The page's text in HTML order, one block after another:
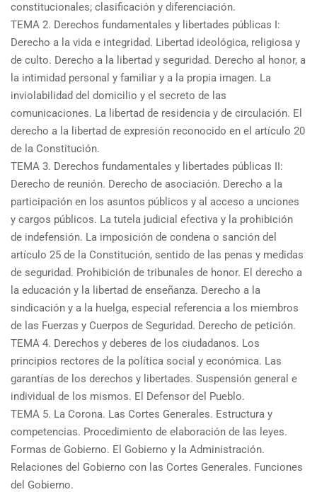
constitucionales; clasificación y diferenciación.
TEMA 2. Derechos fundamentales y libertades públicas I:
Derecho a la vida e integridad. Libertad ideológica, religiosa y
de culto. Derecho a la libertad y seguridad. Derecho al honor, a
la intimidad personal y familiar y a la propia imagen. La
inviolabilidad del domicilio y el secreto de las
comunicaciones. La libertad de residencia y de circulación. El
derecho a la libertad de expresión reconocido en el artículo 20
de la Constitución.
TEMA 3. Derechos fundamentales y libertades públicas II:
Derecho de reunión. Derecho de asociación. Derecho a la
participación en los asuntos públicos y al acceso a unciones
y cargos públicos. La tutela judicial efectiva y la prohibición
de indefensión. La imposición de condena o sanción del
artículo 25 de la Constitución, sentido de las penas y medidas
de seguridad. Prohibición de tribunales de honor. El derecho a
la educación y la libertad de enseñanza. Derecho a la
sindicación y a la huelga, especial referencia a los miembros
de las Fuerzas y Cuerpos de Seguridad. Derecho de petición.
TEMA 4. Derechos y deberes de los ciudadanos. Los
principios rectores de la política social y económica. Las
garantías de los derechos y libertades. Suspensión general e
individual de los mismos. El Defensor del Pueblo.
TEMA 5. La Corona. Las Cortes Generales. Estructura y
competencias. Procedimiento de elaboración de las leyes.
Formas de Gobierno. El Gobierno y la Administración.
Relaciones del Gobierno con las Cortes Generales. Funciones
del Gobierno.